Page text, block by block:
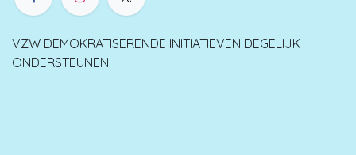
VZW DEMOKRATISERENDE INITIATIEVEN DEGELIJK
ONDERSTEUNEN